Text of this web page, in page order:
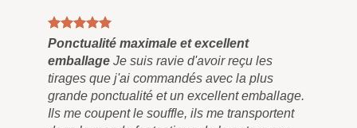
Ponctualité maximale et excellent
emballage Je suis ravie d'avoir reçu les
tirages que j'ai commandés avec la plus
grande ponctualité et un excellent emballage.
Ils me coupent le souffle, ils me transportent